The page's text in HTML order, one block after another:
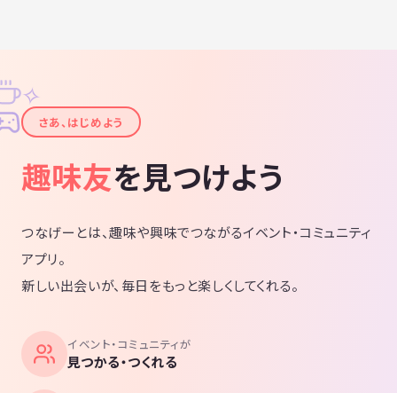
✦
✧
さあ、はじめよう
趣味友を見つけよう
つなげーとは、趣味や興味でつながるイベント・コミュニティ
アプリ。
新しい出会いが、毎日をもっと楽しくしてくれる。
イベント・コミュニティが
見つかる・つくれる